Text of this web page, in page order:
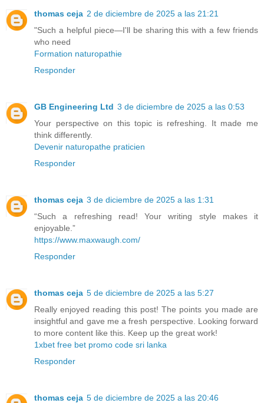
thomas ceja 2 de diciembre de 2025 a las 21:21
"Such a helpful piece—I'll be sharing this with a few friends
who need
Formation naturopathie
Responder
GB Engineering Ltd 3 de diciembre de 2025 a las 0:53
Your perspective on this topic is refreshing. It made me
think differently.
Devenir naturopathe praticien
Responder
thomas ceja 3 de diciembre de 2025 a las 1:31
“Such a refreshing read! Your writing style makes it
enjoyable.”
https://www.maxwaugh.com/
Responder
thomas ceja 5 de diciembre de 2025 a las 5:27
Really enjoyed reading this post! The points you made are
insightful and gave me a fresh perspective. Looking forward
to more content like this. Keep up the great work!
1xbet free bet promo code sri lanka
Responder
thomas ceja 5 de diciembre de 2025 a las 20:46